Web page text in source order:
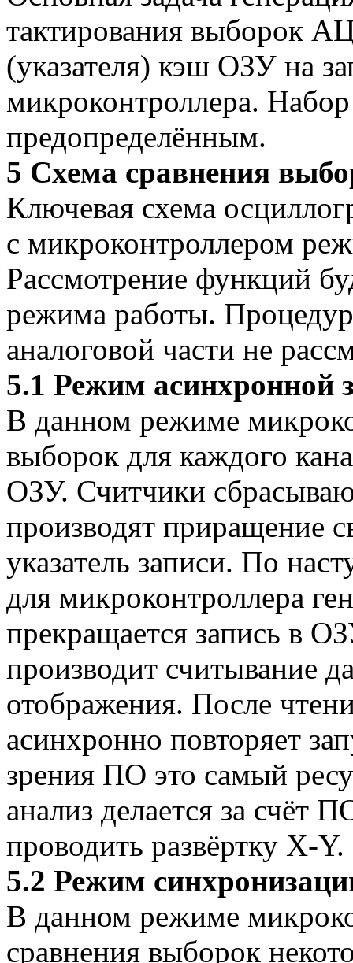
тактирования выборок
(указателя) кэш ОЗУ на
микроконтроллера.
предопределённым.
5 Схема сравнения
Ключевая схема
с микроконтроллером
Рассмотрение функций
режима работы.
аналоговой части не
5.1 Режим асинхронной
В данном режиме
выборок для каждого
ОЗУ. Считчики
производят приращение
указатель записи. По
для микроконтроллера
прекращается запись в
производит считывание
отображения. После
асинхронно повторяет
зрения ПО это самый
анализ делается за счёт
проводить развёртку X-Y.
5.2 Режим
В данном режиме
сравнения выборок